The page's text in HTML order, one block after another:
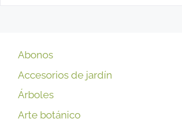
Abonos
Accesorios de jardín
Árboles
Arte botánico